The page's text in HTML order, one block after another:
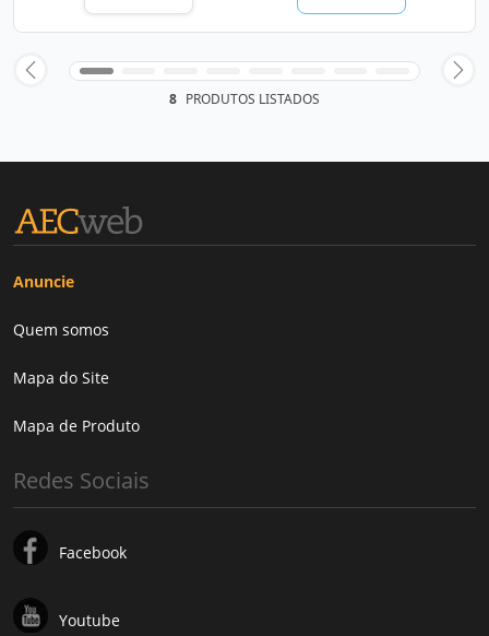
8 PRODUTOS LISTADOS
Anuncie
Quem somos
Mapa do Site
Mapa de Produto
Redes Sociais
Facebook
Youtube